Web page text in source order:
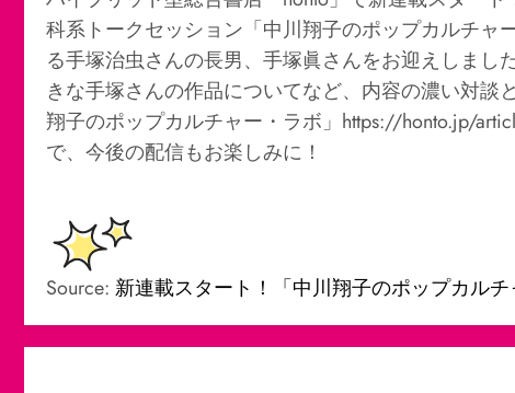
科系トークセッション「中川翔子のポップカルチャ
る手塚治虫さんの長男、手塚眞さんをお迎えしま
きな手塚さんの作品についてなど、内容の濃い対談
翔子のポップカルチャー・ラボ」https://honto.jp/
で、今後の配信もお楽しみに！
Source: 新連載スタート！「中川翔子のポップカルチ